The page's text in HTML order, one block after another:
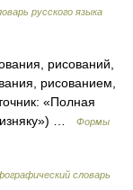
русского языка
рисований,
рисованием,
«Полная
…
Формы
словарь